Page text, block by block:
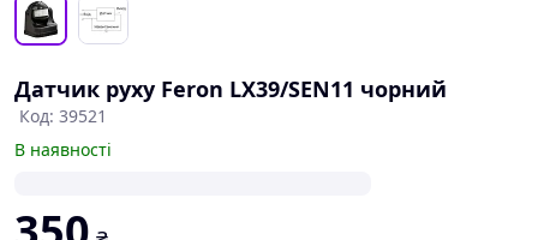
Датчик руху Feron LX39/SEN11 чорний
Код: 39521
В наявності